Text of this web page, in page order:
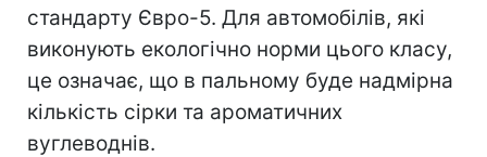
стандарту Євро-5. Для автомобілів, які
виконують екологічно норми цього класу,
це означає, що в пальному буде надмірна
кількість сірки та ароматичних
вуглеводнів.